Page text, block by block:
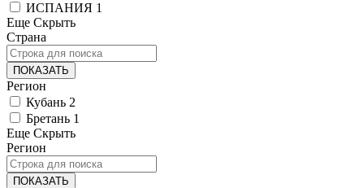
ИСПАНИЯ 1
Еще Скрыть
Страна
ПОКАЗАТЬ
Регион
Кубань 2
Бретань 1
Еще Скрыть
Регион
ПОКАЗАТЬ